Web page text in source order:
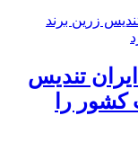
تندیس
را